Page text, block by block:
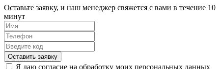
Оставьте заявку, и наш менеджер свяжется с вами в течение 10
минут
Оставить заявку
Я даю согласие на обработку моих персональных данных